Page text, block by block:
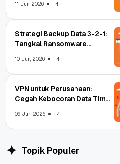
11 Jun, 2026 4
Strategi Backup Data 3-2-1:
Tangkal Ransomware
10 Jun, 2026 4
VPN untuk Perusahaan:
Cegah Kebocoran Data Tim
09 Jun, 2026 4
Topik Populer